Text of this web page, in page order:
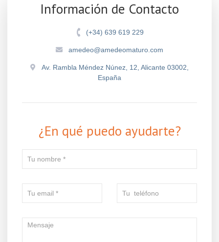
Información de Contacto
(+34) 639 619 229
amedeo@amedeomaturo.com
Av. Rambla Méndez Núnez, 12, Alicante 03002,
España
¿En qué puedo ayudarte?